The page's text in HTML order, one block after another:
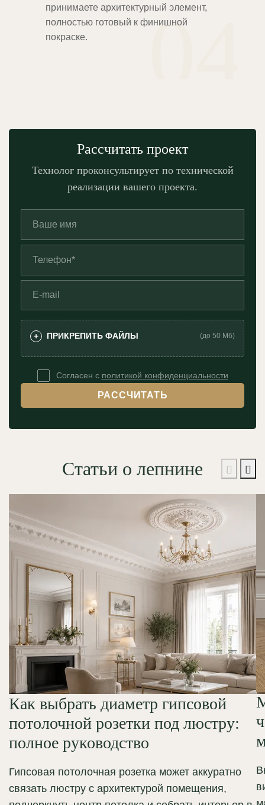
04
принимаете архитектурный элемент,
полностью готовый к финишной
покраске.
Рассчитать проект
Технолог проконсультирует по технической
реализации вашего проекта.
+ ПРИКРЕПИТЬ ФАЙЛЫ (до 50 Мб)
Согласен с политикой конфиденциальности
РАССЧИТАТЬ
Статьи о лепнине
Как выбрать диаметр гипсовой
потолочной розетки под люстру:
полное руководство
Гипсовая потолочная розетка может аккуратно
связать люстру с архитектурой помещения,